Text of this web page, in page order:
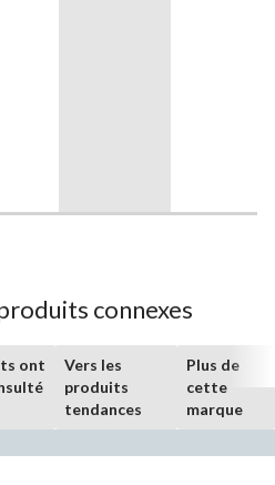
connexes
ont
Vers les
produits
tendances
Plus de
cette
marque